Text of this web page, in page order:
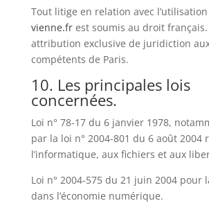
Tout litige en relation avec
vienne.frest soumis au droit
attribution exclusive de juridiction
compétents de Paris.
10. Les principales lois
concernées.
Loi n° 78-17 du 6 janvier 1978,
par la loi n° 2004-801 du 6 août 2004
l’informatique, aux fichiers et aux
Loi n° 2004-575 du 21 juin 2004 pour
dans l’économie numérique.